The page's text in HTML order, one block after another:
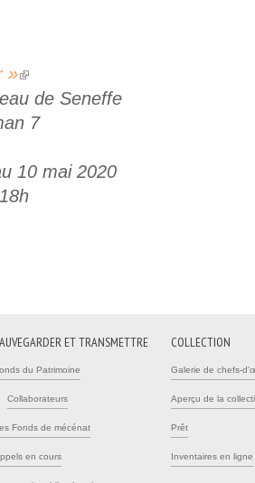
»(link is external)
de Seneffe
7
10 mai 2020
ET TRANSMETTRE
du Patrimoine
Collaborateurs
Fonds de mécénat
en cours
COLLECTION
Galerie de chefs-
Aperçu de la
Prêt
Inventaires en ligne